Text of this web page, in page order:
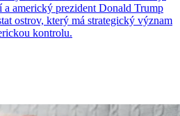
a americký prezident Donald Trump
ostrov, který má strategický význam
kontrolu.